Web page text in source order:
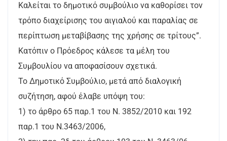
Καλείται το δημοτικό συμβούλιο να καθορίσει τον
τρόπο διαχείρισης του αιγιαλού και παραλίας σε
περίπτωση μεταβίβασης της χρήσης σε τρίτους”.
Κατόπιν ο Πρόεδρος κάλεσε τα μέλη του
Συμβουλίου να αποφασίσουν σχετικά.
Το Δημοτικό Συμβούλιο, μετά από διαλογική
συζήτηση, αφού έλαβε υπόψη του:
1) το άρθρο 65 παρ.1 του Ν. 3852/2010 και 192
παρ.1 του Ν.3463/2006,